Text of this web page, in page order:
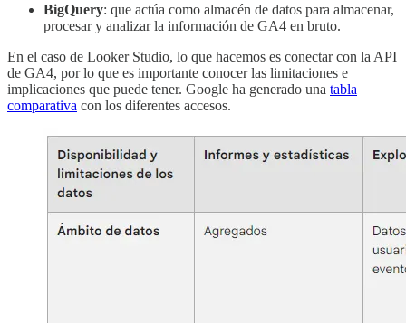
BigQuery: que actúa como almacén de datos para almacenar,
procesar y analizar la información de GA4 en bruto.
En el caso de Looker Studio, lo que hacemos es conectar con la API
de GA4, por lo que es importante conocer las limitaciones e
implicaciones que puede tener. Google ha generado una tabla
comparativa con los diferentes accesos.